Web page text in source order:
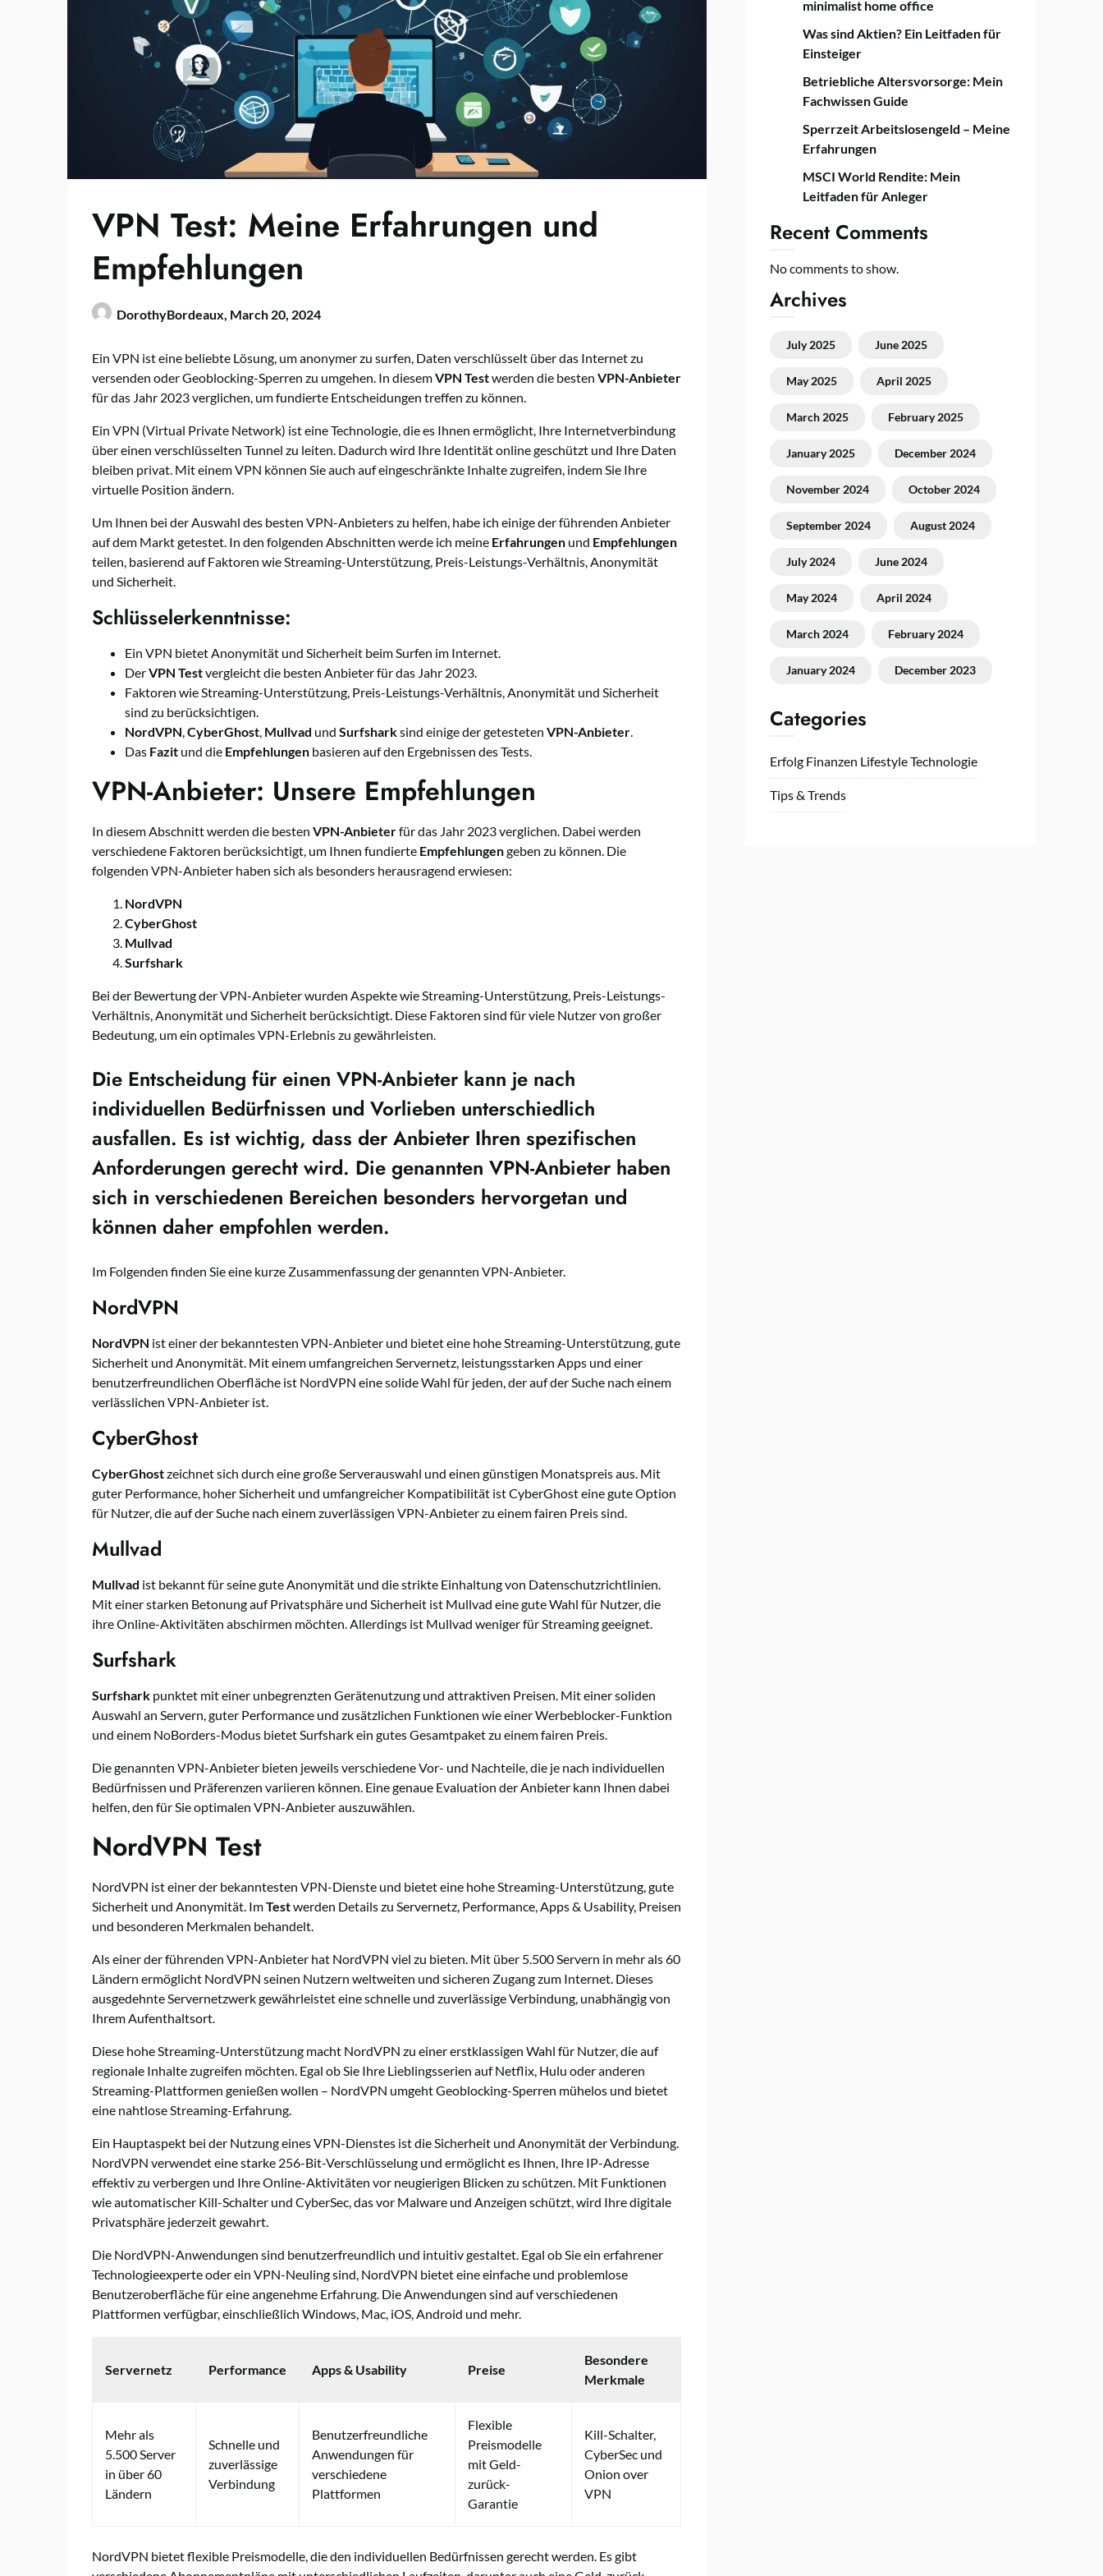
VPN Test: Meine Erfahrungen und
Empfehlungen
DorothyBordeaux, March 20, 2024
Ein VPN ist eine beliebte Lösung, um anonymer zu surfen, Daten verschlüsselt über das Internet zu
versenden oder Geoblocking-Sperren zu umgehen. In diesemVPN Testwerden die besten VPN-Anbieter
für das Jahr 2023 verglichen, um fundierte Entscheidungen treffen zu können.
Ein VPN (Virtual Private Network) ist eine Technologie, die es Ihnen ermöglicht, Ihre Internetverbindung
über einen verschlüsselten Tunnel zu leiten. Dadurch wird Ihre Identität online geschützt und Ihre Daten
bleiben privat. Mit einem VPN können Sie auch auf eingeschränkte Inhalte zugreifen, indem Sie Ihre
virtuelle Position ändern.
Um Ihnen bei der Auswahl des besten VPN-Anbieters zu helfen, habe ich einige der führenden Anbieter
auf dem Markt getestet. In den folgenden Abschnitten werde ich meine Erfahrungen und Empfehlungen
teilen, basierend auf Faktoren wie Streaming-Unterstützung, Preis-Leistungs-Verhältnis, Anonymität
und Sicherheit.
Schlüsselerkenntnisse:
Ein VPN bietet Anonymität und Sicherheit beim Surfen im Internet.
DerVPN Testvergleicht die besten Anbieter für das Jahr 2023.
Faktoren wie Streaming-Unterstützung, Preis-Leistungs-Verhältnis, Anonymität und Sicherheit
sind zu berücksichtigen.
NordVPN,CyberGhost, Mullvad und Surfsharksind einige der getesteten VPN-Anbieter.
Das Fazit und die Empfehlungen basieren auf den Ergebnissen des Tests.
VPN-Anbieter: Unsere Empfehlungen
In diesem Abschnitt werden die besten VPN-Anbieterfür das Jahr 2023 verglichen. Dabei werden
verschiedene Faktoren berücksichtigt, um Ihnen fundierte Empfehlungengeben zu können. Die
folgenden VPN-Anbieter haben sich als besonders herausragend erwiesen:
NordVPN
CyberGhost
Mullvad
Surfshark
Bei der Bewertung der VPN-Anbieter wurden Aspekte wie Streaming-Unterstützung, Preis-Leistungs-
Verhältnis, Anonymität und Sicherheit berücksichtigt. Diese Faktoren sind für viele Nutzer von großer
Bedeutung, um ein optimales VPN-Erlebnis zu gewährleisten.
Die Entscheidung für einen VPN-Anbieter kann je nach
individuellen Bedürfnissen und Vorlieben unterschiedlich
ausfallen. Es ist wichtig, dass der Anbieter Ihren spezifischen
Anforderungen gerecht wird. Die genannten VPN-Anbieter haben
sich in verschiedenen Bereichen besonders hervorgetan und
können daher empfohlen werden.
Im Folgenden finden Sie eine kurze Zusammenfassung der genannten VPN-Anbieter.
NordVPN
NordVPN ist einer der bekanntesten VPN-Anbieter und bietet eine hohe Streaming-Unterstützung, gute
Sicherheit und Anonymität. Mit einem umfangreichen Servernetz, leistungsstarken Apps und einer
benutzerfreundlichen Oberfläche ist NordVPN eine solide Wahl für jeden, der auf der Suche nach einem
verlässlichen VPN-Anbieter ist.
CyberGhost
CyberGhostzeichnet sich durch eine große Serverauswahl und einen günstigen Monatspreis aus. Mit
guter Performance, hoher Sicherheit und umfangreicher Kompatibilität ist CyberGhost eine gute Option
für Nutzer, die auf der Suche nach einem zuverlässigen VPN-Anbieter zu einem fairen Preis sind.
Mullvad
Mullvad ist bekannt für seine gute Anonymität und die strikte Einhaltung von Datenschutzrichtlinien.
Mit einer starken Betonung auf Privatsphäre und Sicherheit ist Mullvad eine gute Wahl für Nutzer, die
ihre Online-Aktivitäten abschirmen möchten. Allerdings ist Mullvad weniger für Streaming geeignet.
Surfshark
Surfshark punktet mit einer unbegrenzten Gerätenutzung und attraktiven Preisen. Mit einer soliden
Auswahl an Servern, guter Performance und zusätzlichen Funktionen wie einer Werbeblocker-Funktion
und einem NoBorders-Modus bietet Surfshark ein gutes Gesamtpaket zu einem fairen Preis.
Die genannten VPN-Anbieter bieten jeweils verschiedene Vor- und Nachteile, die je nach individuellen
Bedürfnissen und Präferenzen variieren können. Eine genaue Evaluation der Anbieter kann Ihnen dabei
helfen, den für Sie optimalen VPN-Anbieter auszuwählen.
NordVPN Test
NordVPN ist einer der bekanntesten VPN-Dienste und bietet eine hohe Streaming-Unterstützung, gute
Sicherheit und Anonymität. ImTestwerden Details zu Servernetz, Performance, Apps & Usability, Preisen
und besonderen Merkmalen behandelt.
Als einer der führenden VPN-Anbieter hat NordVPN viel zu bieten. Mit über 5.500 Servern in mehr als 60
Ländern ermöglicht NordVPN seinen Nutzern weltweiten und sicheren Zugang zum Internet. Dieses
ausgedehnte Servernetzwerk gewährleistet eine schnelle und zuverlässige Verbindung, unabhängig von
Ihrem Aufenthaltsort.
Diese hohe Streaming-Unterstützung macht NordVPN zu einer erstklassigen Wahl für Nutzer, die auf
regionale Inhalte zugreifen möchten. Egal ob Sie Ihre Lieblingsserien auf Netflix, Hulu oder anderen
Streaming-Plattformen genießen wollen – NordVPN umgeht Geoblocking-Sperren mühelos und bietet
eine nahtlose Streaming-Erfahrung.
Ein Hauptaspekt bei der Nutzung eines VPN-Dienstes ist die Sicherheit und Anonymität der Verbindung.
NordVPN verwendet eine starke 256-Bit-Verschlüsselung und ermöglicht es Ihnen, Ihre IP-Adresse
effektiv zu verbergen und Ihre Online-Aktivitäten vor neugierigen Blicken zu schützen. Mit Funktionen
wie automatischer Kill-Schalter und CyberSec, das vor Malware und Anzeigen schützt, wird Ihre digitale
Privatsphäre jederzeit gewahrt.
Die NordVPN-Anwendungen sind benutzerfreundlich und intuitiv gestaltet. Egal ob Sie ein erfahrener
Technologieexperte oder ein VPN-Neuling sind, NordVPN bietet eine einfache und problemlose
Benutzeroberfläche für eine angenehme Erfahrung. Die Anwendungen sind auf verschiedenen
Plattformen verfügbar, einschließlich Windows, Mac, iOS, Android und mehr.
Servernetz Performance Apps & Usability Preise
Besondere
Merkmale
Mehr als
5.500 Server
in über 60
Ländern
Schnelle und
zuverlässige
Verbindung
Benutzerfreundliche
Anwendungen für
verschiedene
Plattformen
Flexible
Preismodelle
mit Geld-
zurück-
Garantie
Kill-Schalter,
CyberSec und
Onion over
VPN
NordVPN bietet flexible Preismodelle, die den individuellen Bedürfnissen gerecht werden. Es gibt
minimalist home office
Was sind Aktien? Ein Leitfaden für
Einsteiger
Betriebliche Altersvorsorge: Mein
Fachwissen Guide
Sperrzeit Arbeitslosengeld – Meine
Erfahrungen
MSCI World Rendite: Mein
Leitfaden für Anleger
Recent Comments
No comments to show.
Archives
July 2025 June 2025
May 2025 April 2025
March 2025 February 2025
January 2025 December 2024
November 2024 October 2024
September 2024 August 2024
July 2024 June 2024
May 2024 April 2024
March 2024 February 2024
January 2024 December 2023
Categories
Erfolg Finanzen LifestyleTechnologie
Tips & Trends